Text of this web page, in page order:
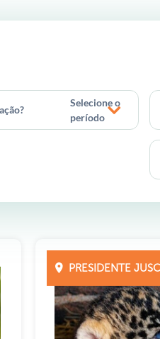
Selecione o
período
PRESIDENTE